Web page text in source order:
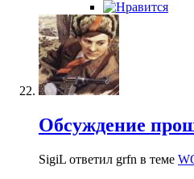
Обсуждение
SigiL ответил grfn в теме